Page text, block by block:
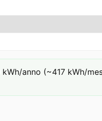
anno (~417 kWh/